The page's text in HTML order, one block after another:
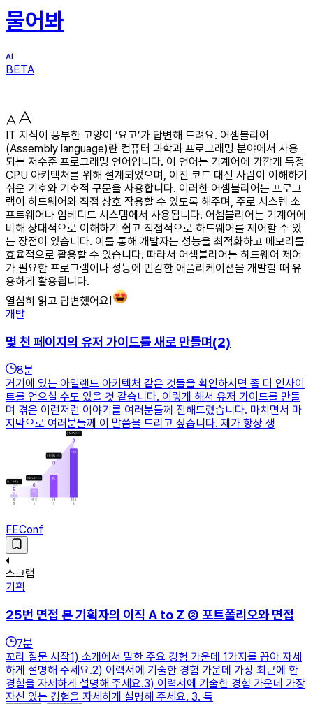
물어봐
BETA
IT 지식이 풍부한 고양이 ‘요고’가 답변해 드려요. 어셈블리어
(Assembly language)란 컴퓨터 과학과 프로그래밍 분야에서 사용
되는 저수준 프로그래밍 언어입니다. 이 언어는 기계어에 가깝게 특정
CPU 아키텍처를 위해 설계되었으며, 이진 코드 대신 사람이 이해하기
쉬운 기호와 기호적 구문을 사용합니다. 이러한 어셈블리어는 프로그
램이 하드웨어와 직접 상호 작용할 수 있도록 해주며, 주로 시스템 소
프트웨어나 임베디드 시스템에서 사용됩니다. 어셈블리어는 기계어에
비해 상대적으로 이해하기 쉽고 직접적으로 하드웨어를 제어할 수 있
는 장점이 있습니다. 이를 통해 개발자는 성능을 최적화하고 메모리를
효율적으로 활용할 수 있습니다. 따라서 어셈블리어는 하드웨어 제어
가 필요한 프로그램이나 성능에 민감한 애플리케이션을 개발할 때 유
용하게 활용됩니다.
열심히 읽고 답변했어요!
개발
몇 천 페이지의 유저 가이드를 새로 만들며(2)
8분
거기에 있는 아일랜드 아키텍처 같은 것들을 확인하시면 좀 더 인사이
트를 얻으실 수도 있을 것 같습니다. 이렇게 해서 유저 가이드를 만들
며 겪은 이런저런 이야기를 여러분들께 전해드렸습니다. 마치면서 마
지막으로 여러분들께 이 말씀을 드리고 싶습니다. 제가 항상 생
FEConf
스크랩
기획
25번 면접 본 기획자의 이직 A to Z ② 포트폴리오와 면접
7분
꼬리 질문 시작1) 소개에서 말한 주요 경험 가운데 1가지를 꼽아 자세
하게 설명해 주세요.2) 이력서에 기술한 경험 가운데 가장 최근에 한
경험을 자세하게 설명해 주세요.3) 이력서에 기술한 경험 가운데 가장
자신 있는 경험을 자세하게 설명해 주세요. 3. 특